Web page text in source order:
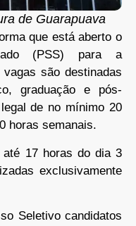
de Guarapuava
que está aberto o
(PSS) para a
são destinadas
graduação e pós-
de no mínimo 20
horas semanais.
17 horas do dia 3
exclusivamente
Seletivo candidatos